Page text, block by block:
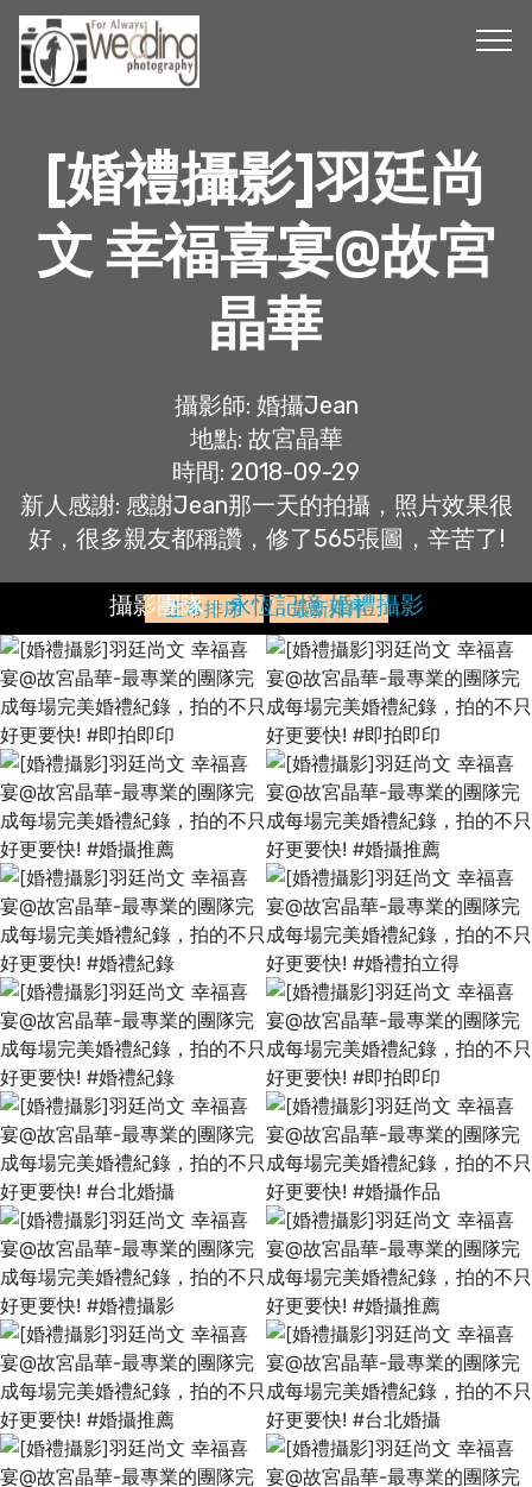
[婚禮攝影]羽廷尚
文 幸福喜宴@故宮
晶華
攝影師: 婚攝Jean
地點: 故宮晶華
時間: 2018-09-29
新人感謝: 感謝Jean那一天的拍攝，照片效果很
好，很多親友都稱讚，修了565張圖，辛苦了!
攝影團隊：永恆記憶 婚禮攝影
正常排序 最新排序